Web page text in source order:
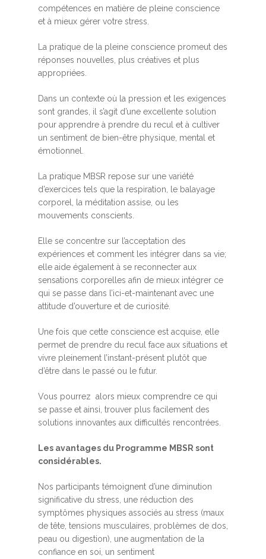
compétences en matière de pleine conscience
et à mieux gérer votre stress.
La pratique de la pleine conscience promeut des
réponses nouvelles, plus créatives et plus
appropriées.
Dans un contexte où la pression et les exigences
sont grandes, il s’agit d’une excellente solution
pour apprendre à prendre du recul et à cultiver
un sentiment de bien-être physique, mental et
émotionnel.
La pratique MBSR repose sur une variété
d’exercices tels que la respiration, le balayage
corporel, la méditation assise, ou les
mouvements conscients.
Elle se concentre sur l’acceptation des
expériences et comment les intégrer dans sa vie;
elle aide également à se reconnecter aux
sensations corporelles afin de mieux intégrer ce
qui se passe dans l’ici-et-maintenant avec une
attitude d’ouverture et de curiosité.
Une fois que cette conscience est acquise, elle
permet de prendre du recul face aux situations et
vivre pleinement l’instant-présent plutôt que
d’être dans le passé ou le futur.
Vous pourrez alors mieux comprendre ce qui
se passe et ainsi, trouver plus facilement des
solutions innovantes aux difficultés rencontrées.
Les avantages du Programme MBSR sont
considérables.
Nos participants témoignent d’une diminution
significative du stress, une réduction des
symptômes physiques associés au stress (maux
de tête, tensions musculaires, problèmes de dos,
peau ou digestion), une augmentation de la
confiance en soi, un sentiment